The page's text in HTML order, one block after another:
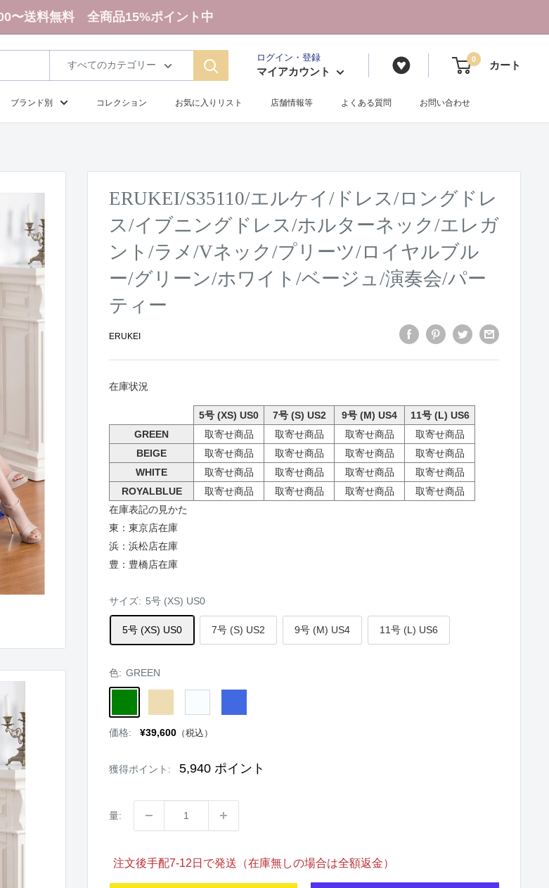
〜送料無料 全商品15%ポイント中
すべてのカテゴリー
ログイン・登録
マイアカウント
0 カート
ブランド別 コレクション お気に入りリスト 店舗情報等 よくある質問 お問い合わせ
ERUKEI/S35110/エルケイ/ドレス/ロングドレ
ス/イブニングドレス/ホルターネック/エレガ
ント/ラメ/Vネック/プリーツ/ロイヤルブル
ー/グリーン/ホワイト/ベージュ/演奏会/パー
ティー
ERUKEI
在庫状況
5号 (XS) US0 7号 (S) US2 9号 (M) US4
11号 (L) US6
GREEN
取寄せ商品 取寄せ商品 取寄せ商品
取寄せ商品
BEIGE
取寄せ商品 取寄せ商品 取寄せ商品
取寄せ商品
WHITE
取寄せ商品 取寄せ商品 取寄せ商品
取寄せ商品
ROYALBLUE
取寄せ商品 取寄せ商品 取寄せ商品
取寄せ商品
在庫表記の見かた
東：東京店在庫
浜：浜松店在庫
豊：豊橋店在庫
サイズ: 5号 (XS) US0
5号 (XS) US0 7号 (S) US2 9号 (M) US4 11号 (L) US6
色: GREEN
価格:
販
¥39,600 （税込）
獲得ポイント: 5,940 ポイント
量:
注文後手配7-12日で発送（在庫無しの場合は全額返金）